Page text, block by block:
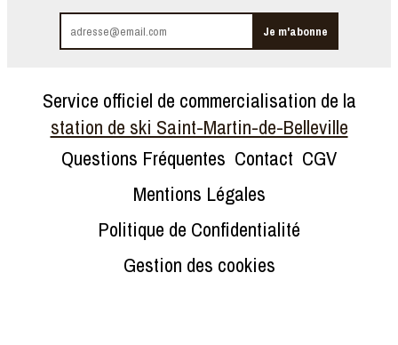
Service officiel de commercialisation de la
station de ski Saint-Martin-de-Belleville
Questions Fréquentes Contact CGV
Mentions Légales
Politique de Confidentialité
Gestion des cookies